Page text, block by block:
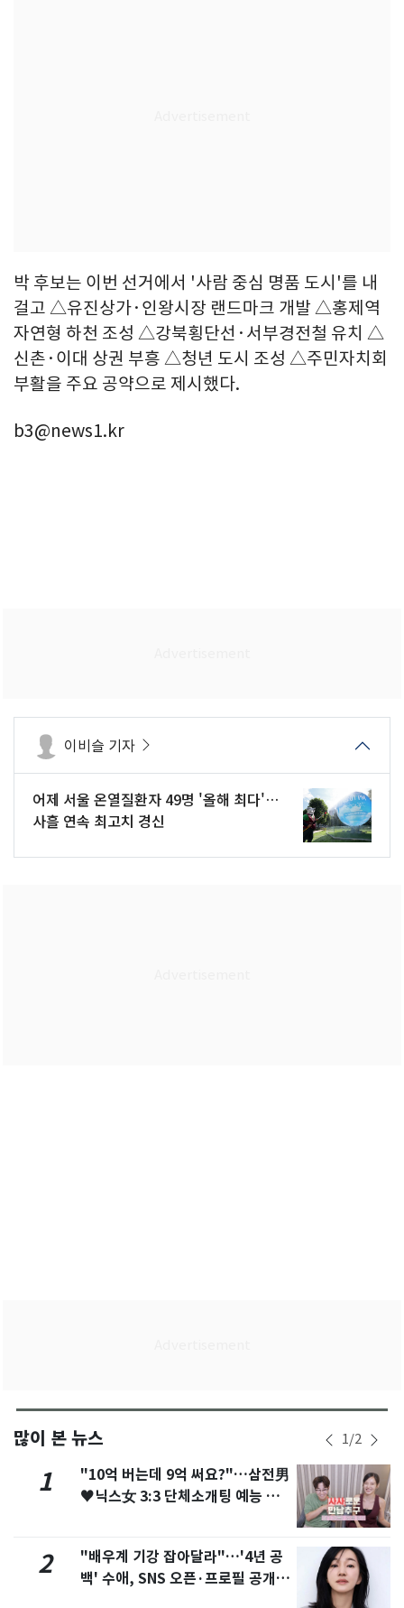
박 후보는 이번 선거에서 '사람 중심 명품 도시'를 내
걸고 △유진상가·인왕시장 랜드마크 개발 △홍제역
자연형 하천 조성 △강북횡단선·서부경전철 유치 △
신촌·이대 상권 부흥 △청년 도시 조성 △주민자치회
부활을 주요 공약으로 제시했다.
b3@news1.kr
이비슬 기자
어제 서울 온열질환자 49명 '올해 최다'…
사흘 연속 최고치 경신
많이 본 뉴스 1/2
1
"10억 버는데 9억 써요?"…삼전男
♥닉스女 3:3 단체소개팅 예능 화
2
"배우계 기강 잡아달라"…'4년 공
백' 수애, SNS 오픈·프로필 공개